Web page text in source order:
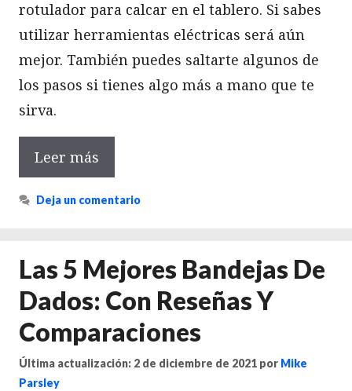
rotulador para calcar en el tablero. Si sabes
utilizar herramientas eléctricas será aún
mejor. También puedes saltarte algunos de
los pasos si tienes algo más a mano que te
sirva.
Leer más
Deja un comentario
Las 5 Mejores Bandejas De
Dados: Con Reseñas Y
Comparaciones
Última actualización: 2 de diciembre de 2021 por Mike
Parsley